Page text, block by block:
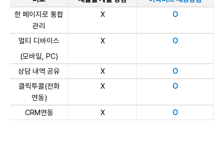
한 페이지로 통합
관리
X O
멀티 디바이스
(모바일, PC)
X O
상담 내역 공유 X
O
클릭투콜(전화
연동)
X O
CRM연동 X O